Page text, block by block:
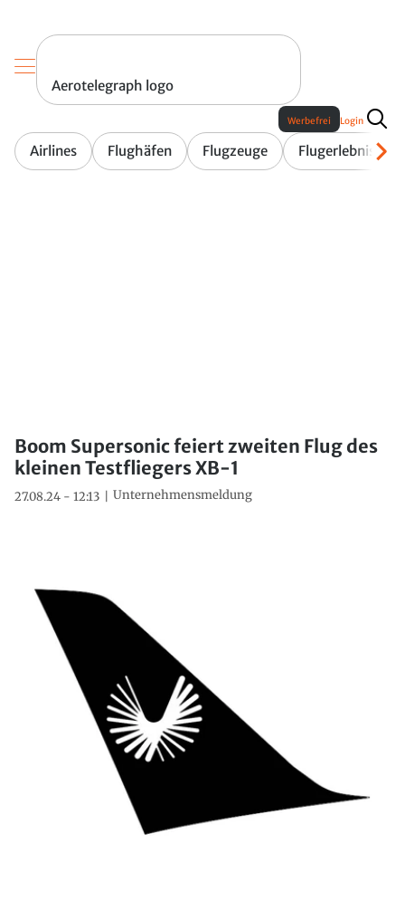
Aerotelegraph logo
Airlines Flughäfen Flugzeuge Flugerlebnis
Werbefrei Login
Boom Supersonic feiert zweiten Flug des
kleinen Testfliegers XB-1
27.08.24 - 12:13 Unternehmensmeldung